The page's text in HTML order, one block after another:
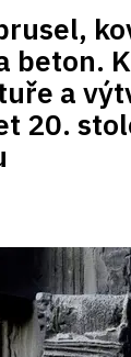
beton.
a
20.